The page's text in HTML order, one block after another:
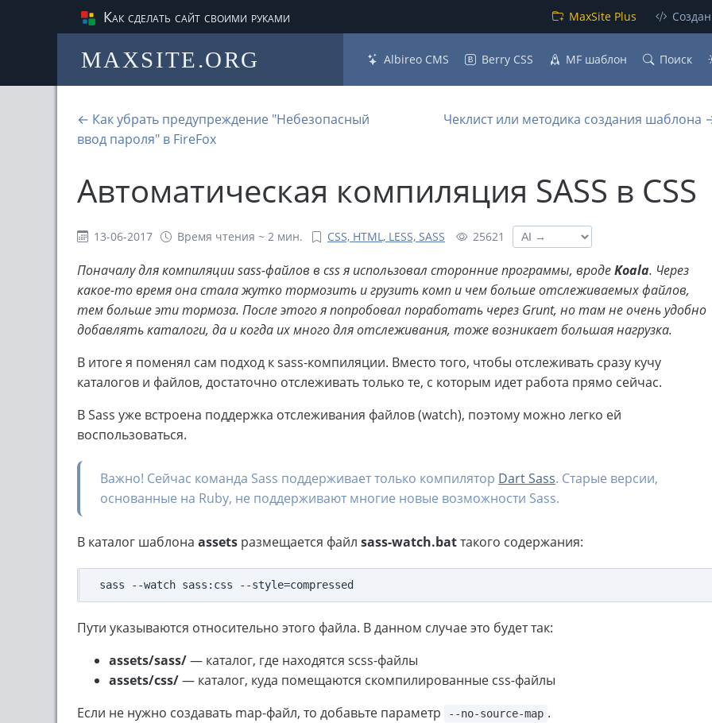
Как сделать сайт своими руками MaxSite Plus
MAXSITE.ORG Albireo CMS Berry CSS MF шаблон Поиск
← Как убрать предупреждение "Небезопасный
ввод пароля" в FireFox
Чеклист или методика создания шаблона
Автоматическая компиляция SASS в CSS
13-06-2017 Время чтения ~ 2 мин. CSS, HTML, LESS, SASS 25621
Поначалу для компиляции sass-файлов в css я использовал сторонние программы, вродеKoala. Через
какое-то время она стала жутко тормозить и грузить комп и чем больше отслеживаемых файлов,
тем больше эти тормоза. После этого я попробовал поработать через Grunt, но там не очень удобно
добавлять каталоги, да и когда их много для отслеживания, тоже возникает большая нагрузка.
В итоге я поменял сам подход к sass-компиляции. Вместо того, чтобы отслеживать сразу кучу
каталогов и файлов, достаточно отслеживать только те, с которым идет работа прямо сейчас.
В Sass уже встроена поддержка отслеживания файлов (watch), поэтому можно легко ей
воспользоваться.
Важно! Сейчас команда Sass поддерживает только компилятор Dart Sass. Старые версии,
основанные на Ruby, не поддерживают многие новые возможности Sass.
В каталог шаблона assets размещается файл sass-watch.batтакого содержания:
sass --watch sass:css --style=compressed
Пути указываются относительно этого файла. В данном случае это будет так:
assets/sass/— каталог, где находятся scss-файлы
assets/css/— каталог, куда помещаются скомпилированные css-файлы
Если не нужно создавать map-файл, то добавьте параметр
--no-source-map .